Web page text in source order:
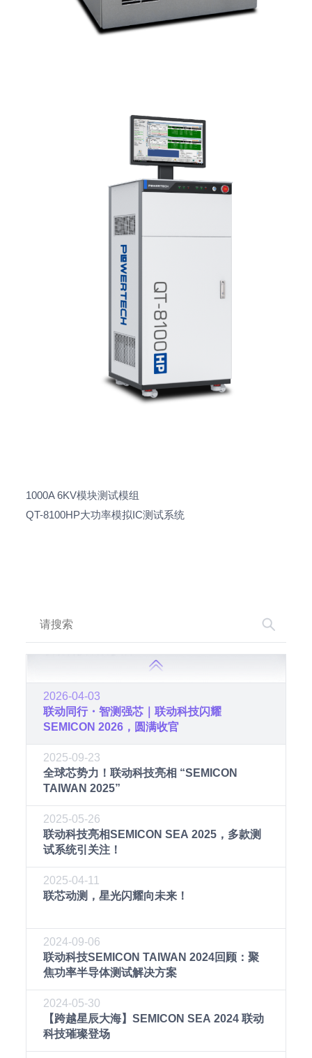
1000A 6KV模块测试模组
QT-8100HP大功率模拟IC测试系统
联动科技成功参展SEMICON CHINA 2019
佛山市委书记鲁毅莅临联动科技开展“暖春行
区长顾耀辉到联动科技开展高质量发展调研
联动科技成功参展SEMICON CHINA 2018
2017-06-16
2026-04-03
联动同行・智测强芯｜联动科技闪耀
SEMICON 2026，圆满收官
2025-09-23
全球芯势力！联动科技亮相 “SEMICON
TAIWAN 2025”
2025-05-26
联动科技亮相SEMICON SEA 2025，多款测
试系统引关注！
2025-04-11
联芯动测，星光闪耀向未来！
2024-09-06
联动科技SEMICON TAIWAN 2024回顾：聚
焦功率半导体测试解决方案
2024-05-30
【跨越星辰大海】SEMICON SEA 2024 联动
科技璀璨登场